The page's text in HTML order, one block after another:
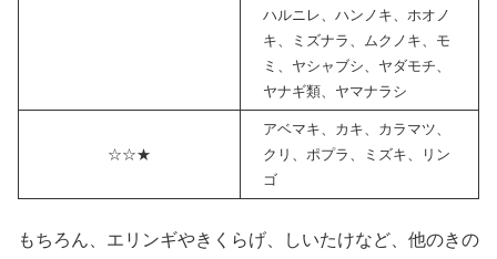
ハルニレ、ハンノキ、ホオノ
キ、ミズナラ、ムクノキ、モ
ミ、ヤシャブシ、ヤダモチ、
ヤナギ類、ヤマナラシ
☆☆★
アベマキ、カキ、カラマツ、
クリ、ポプラ、ミズキ、リン
ゴ
もちろん、エリンギやきくらげ、しいたけなど、他のきの